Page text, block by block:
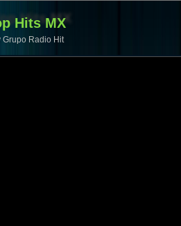
Hits MX
Grupo Radio Hit